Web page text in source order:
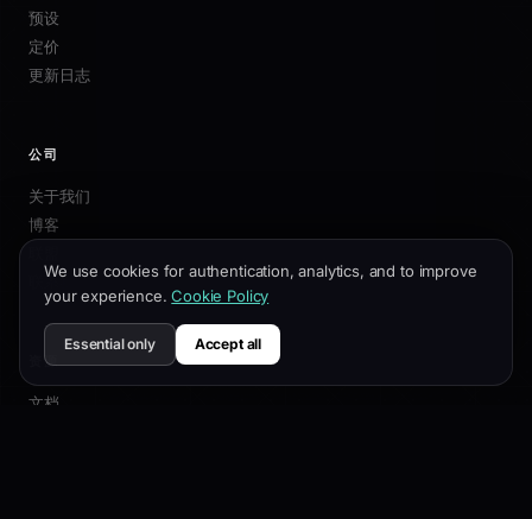
预设
定价
更新日志
公司
关于我们
博客
联系我们
资源
文档
We use cookies for authentication, analytics, and to improve
your experience. Cookie Policy
Essential only Accept all